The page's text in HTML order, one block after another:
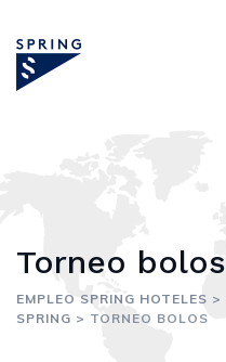
to
content
Torneo bolos
EMPLEO SPRING HOTELES >
SPRING > TORNEO BOLOS